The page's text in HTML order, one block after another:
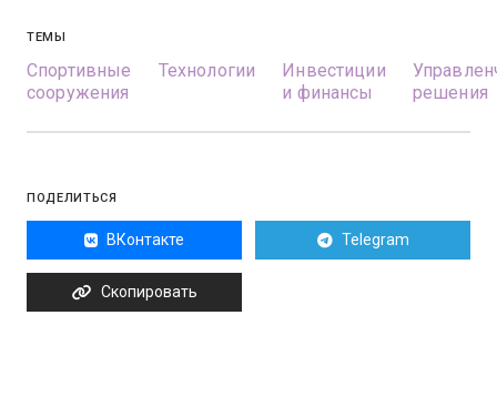
ТЕМЫ
Спортивные
сооружения
Технологии
Инвестиции
и финансы
решения
ПОДЕЛИТЬСЯ
ВКонтакте Telegram
Скопировать